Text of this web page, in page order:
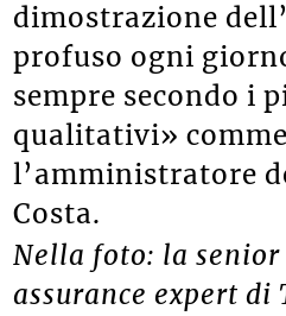
dimostrazione
profuso ogni
sempre secondo i
qualitativi»
l’amministratore
Costa.
Nella foto: la
assurance expert di